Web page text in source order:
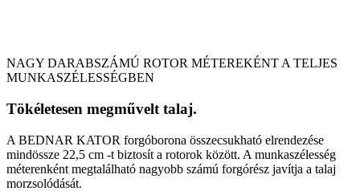
NAGY DARABSZÁMÚ ROTOR MÉTEREKÉNT A TELJES
MUNKASZÉLESSÉGBEN
Tökéletesen megművelt talaj.
A BEDNAR KATOR forgóborona összecsukható elrendezése
mindössze 22,5 cm -t biztosít a rotorok között. A munkaszélesség
méterenként megtalálható nagyobb számú forgórész javítja a talaj
morzsolódását.